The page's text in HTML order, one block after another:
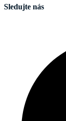
Sledujte nás